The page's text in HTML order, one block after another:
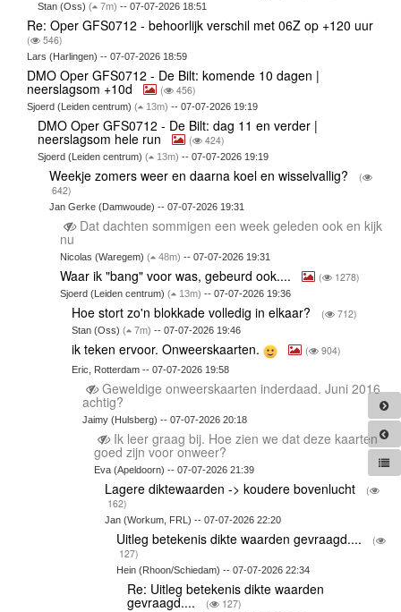
Stan (Oss)( 7m) -- 07-07-2026 18:51
Re: Oper GFS0712 - behoorlijk verschil met 06Z op +120 uur
( 546)
Lars (Harlingen) -- 07-07-2026 18:59
DMO Oper GFS0712 - De Bilt: komende 10 dagen |
neerslagsom +10d ( 456)
Sjoerd (Leiden centrum) ( 13m) -- 07-07-2026 19:19
DMO Oper GFS0712 - De Bilt: dag 11 en verder |
neerslagsom hele run ( 424)
Sjoerd (Leiden centrum)( 13m) -- 07-07-2026 19:19
Weekje zomers weer en daarna koel en wisselvallig?
(
642)
Jan Gerke (Damwoude) -- 07-07-2026 19:31
Dat dachten sommigen een week geleden ook en kijk
nu
Nicolas (Waregem)( 48m) -- 07-07-2026 19:31
Waar ik "bang" voor was, gebeurd ook.... ( 1278)
Sjoerd (Leiden centrum)( 13m) -- 07-07-2026 19:36
Hoe stort zo'n blokkade volledig in elkaar? ( 712)
Stan (Oss) ( 7m) -- 07-07-2026 19:46
ik teken ervoor. Onweerskaarten. ( 904)
Eric, Rotterdam -- 07-07-2026 19:58
Geweldige onweerskaarten inderdaad. Juni 2016
achtig?
Jaimy (Hulsberg) -- 07-07-2026 20:18
Ik leer graag bij. Hoe zien we dat deze kaarten
goed zijn voor onweer?
Eva (Apeldoorn) -- 07-07-2026 21:39
Lagere diktewaarden -> koudere bovenlucht
(
162)
Jan (Workum, FRL) -- 07-07-2026 22:20
Uitleg betekenis dikte waarden gevraagd....
(
127)
Hein (Rhoon/Schiedam) -- 07-07-2026 22:34
Re: Uitleg betekenis dikte waarden
gevraagd.... ( 127)